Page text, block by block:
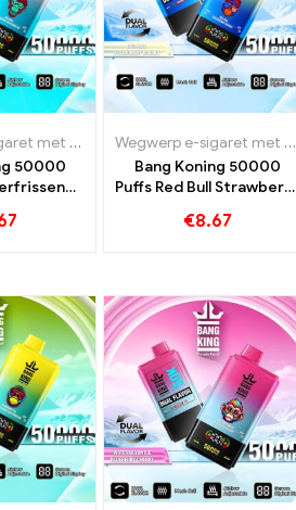
Wegwerp e-sigaret met nicotine ,Wegwerp e-sigaretten,
50000
Wegwerp e-sigaret met nicotine
Bang Koning 50000
Puffs Red Bull Strawberry
plezier
€8.67